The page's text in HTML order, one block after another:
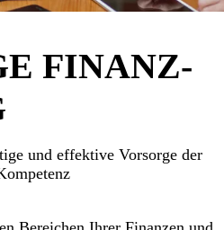
FINANZ­
und effektive Vorsorge der